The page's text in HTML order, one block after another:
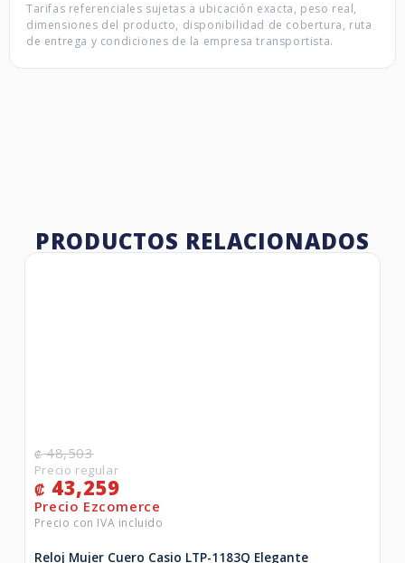
Tarifas referenciales sujetas a ubicación exacta, peso real,
dimensiones del producto, disponibilidad de cobertura, ruta
de entrega y condiciones de la empresa transportista.
PRODUCTOS RELACIONADOS
₡48,503
₡ 43,259
Reloj Mujer Cuero Casio LTP-1183Q Elegante